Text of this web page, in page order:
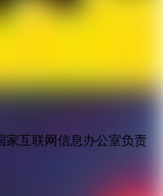
家互联网信息办公室负责